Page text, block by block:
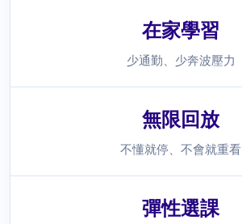
在家學習
少通勤、少奔波壓力
無限回放
不懂就停、不會就重看
彈性選課